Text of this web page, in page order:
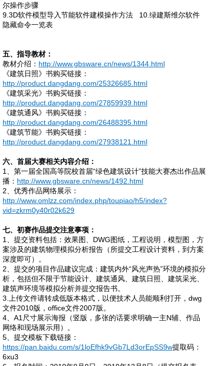
尔操作步骤
9.3D软件模型导入节能软件建模操作方法 10.绿建斯维尔软件
隐藏命令一览表
五、指导教材：
教材介绍： http://www.gbsware.cn/news/1344.html
《建筑日照》书购买链接：
http://product.dangdang.com/25326685.html
《建筑采光》书购买链接：
http://product.dangdang.com/27859939.html
《建筑通风》书购买链接：
http://product.dangdang.com/26488395.html
《建筑节能》书购买链接：
http://product.dangdang.com/27938121.html
六、首届大赛相关内容介绍：
1
、第一届全国高等院校首届“绿色建筑设计”技能大赛杰出作品展
播： http://www.gbsware.cn/news/1492.html
2 、优秀作品网络展示：
http://www.omlzz.com/index.php/toupiao/h5/index?
vid=zkrm0y40r02k629
七、初赛作品提交注意事项：
1、提交资料包括：效果图、DWG图纸，工程说明，模型图，方
案涉及的建筑物理模拟分析报告（所提交工程设计资料，到方案
深度即可）。
2、提交的项目作品建议完成：建筑内外“风光声热”环境的模拟分
析，包括但不限于节能设计、建筑通风、建筑日照、建筑采光、
建筑声环境等模拟分析并提交报告书。
3.上传文件请转成低版本格式，以便技术人员能顺利打开，dwg
文件2010版，office文件2007版。
4、A1尺寸展示海报（竖版，多张的话要求明确一主N辅、作品
网络和现场展示用）。
5、提交模板下载链接：
https://pan.baidu.com/s/1loEfhk9vGb7Ld3orEpSS9w提取码：
6xu3